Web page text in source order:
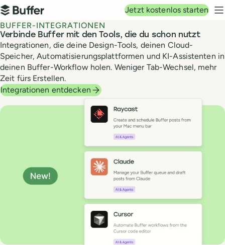
Hauptnavigation
Buffer
Jetzt kostenlos starten
BUFFER-INTEGRATIONEN
Verbinde Buffer mit den Tools, die du schon nutzt
Integrationen, die deine Design-Tools, deinen Cloud-
Speicher, Automatisierungsplattformen und KI-Assistenten in
deinen Buffer-Workflow holen. Weniger Tab-Wechsel, mehr
Zeit fürs Erstellen.
Integrationen entdecken